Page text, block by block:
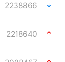
2238866
2218640